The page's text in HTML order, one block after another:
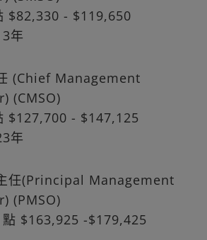
$82,330 - $119,650
年
(Chief Management
(CMSO)
$127,700 - $147,125
年
任(Principal Management
(PMSO)
點 $163,925 -$179,425